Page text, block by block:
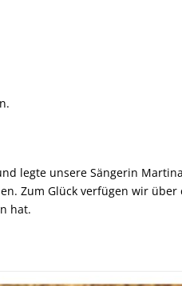
legte unsere Sängerin
Zum Glück verfügen wir über
hat.